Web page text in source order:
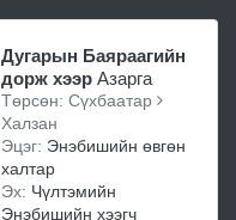
Дугарын Баяраагийн
дорж хээр Азарга
Төрсөн: Сүхбаатар
Халзан
Эцэг: Энэбишийн өвгөн
халтар
Эх: Чүлтэмийн
Энэбишийн хээгч